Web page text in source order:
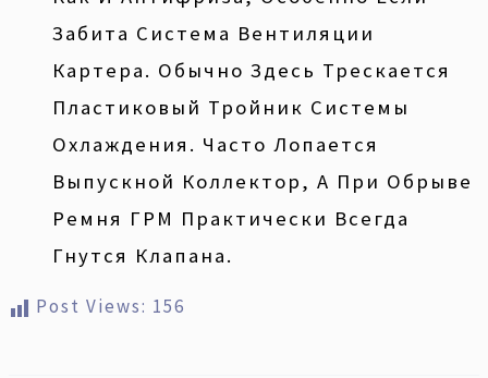
Забита Система Вентиляции
Картера. Обычно Здесь Трескается
Пластиковый Тройник Системы
Охлаждения. Часто Лопается
Выпускной Коллектор, А При Обрыве
Ремня ГРМ Практически Всегда
Гнутся Клапана.
Post Views: 156